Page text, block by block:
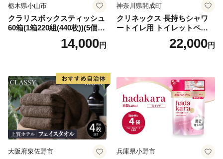
栃木県小山市
クラリスボックスティッシュ
60箱(1箱220組(440枚))(5個入
り×12セット)【1256759】
14,000円
神奈川県開成町
クリネックス 長持ちシャワ
ートイレ用 トイレットペー
パー（ダブル）64ロール(8ロ
ール×8パック) 開成町 トイレ
蓄 防災 エコ 消耗品 生活雑貨
生活用品 無香料 トイレット
ペーパー ダブル といれっと
ぺーぱー トイレ クレシア ト
イレットペーパー [BDBH002
-1]
22,000円
大阪府泉佐野市 兵庫県小野市